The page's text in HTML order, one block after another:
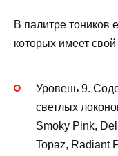
В палитре тоников
которых имеет
Уровень 9.
светлых
Smoky Pink,
Topaz, Radiant